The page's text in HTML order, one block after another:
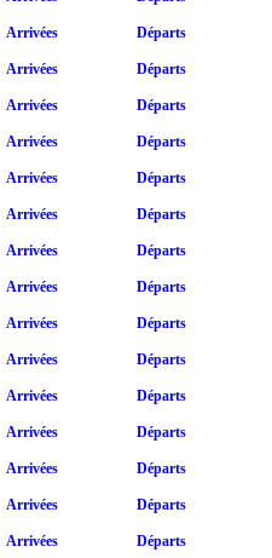
Arrivées Départs
Arrivées Départs
Arrivées Départs
Arrivées Départs
Arrivées Départs
Arrivées Départs
Arrivées Départs
Arrivées Départs
Arrivées Départs
Arrivées Départs
Arrivées Départs
Arrivées Départs
Arrivées Départs
Arrivées Départs
Arrivées Départs